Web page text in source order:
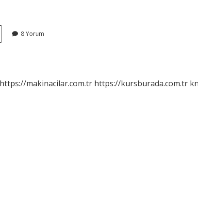
8 Yorum
https://makinacilar.com.tr https://kursburada.com.tr